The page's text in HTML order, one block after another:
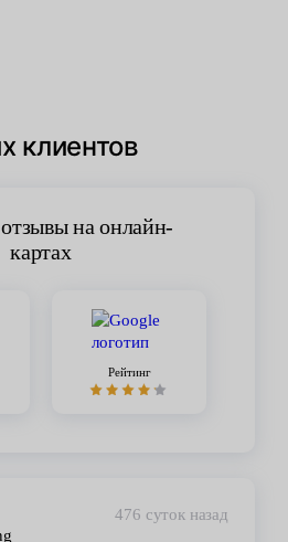
клиентов
на онлайн-
картах
Рейтинг
476 суток назад